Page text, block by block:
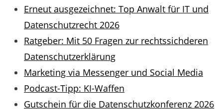
Erneut ausgezeichnet: Top Anwalt für IT und
Datenschutzrecht 2026
Ratgeber: Mit 50 Fragen zur rechtssichderen
Datenschutzerklärung
Marketing via Messenger und Social Media
Podcast-Tipp: KI-Waffen
Gutschein für die Datenschutzkonferenz 2026